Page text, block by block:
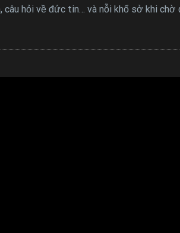
hỏi về đức tin… và nỗi khổ sở khi